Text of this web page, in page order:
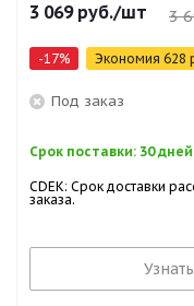
3 069руб./шт 3
-17% Экономия 628
Под заказ
Срок поставки: 30 дней
CDEK: Срок доставки
заказа.